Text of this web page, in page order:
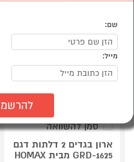
סמן להשוואה
ארון בגדים 2 דלתות דגם
GRD-1625 מבית HOMAX
שם:
מייל: